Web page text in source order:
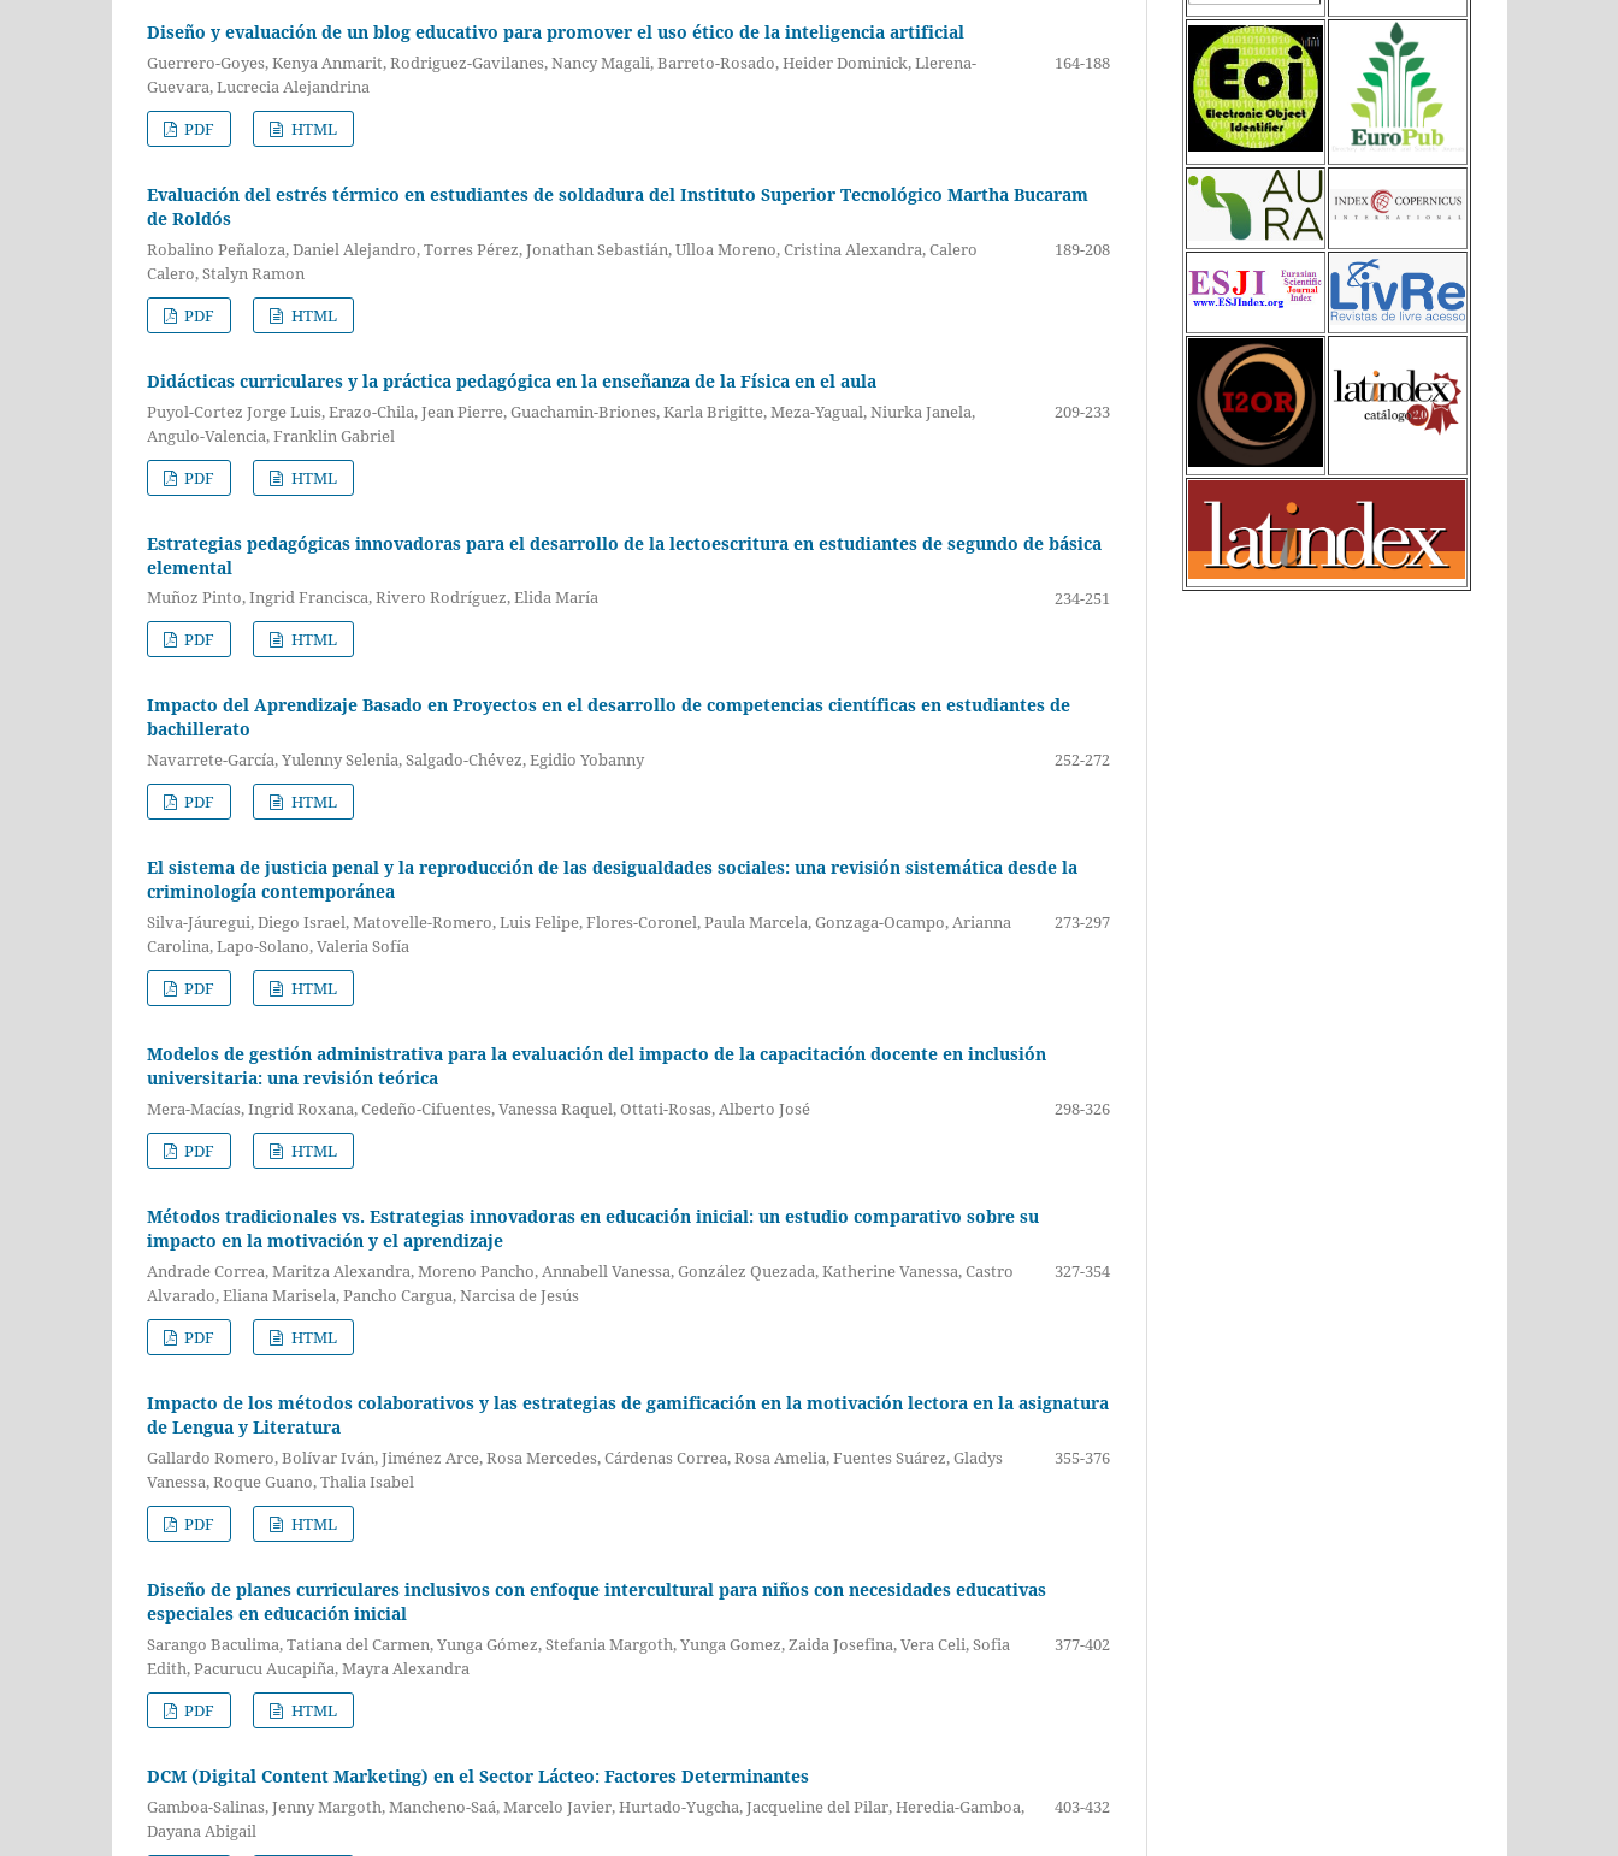
Diseño y evaluación de un blog educativo para promover el uso ético de la inteligencia artificial
Guerrero-Goyes, Kenya Anmarit, Rodriguez-Gavilanes, Nancy Magali, Barreto-Rosado, Heider Dominick, Llerena-
Guevara, Lucrecia Alejandrina
164-188
PDF HTML
Evaluación del estrés térmico en estudiantes de soldadura del Instituto Superior Tecnológico Martha Bucaram
de Roldós
Robalino Peñaloza, Daniel Alejandro, Torres Pérez, Jonathan Sebastián, Ulloa Moreno, Cristina Alexandra, Calero
Calero, Stalyn Ramon
189-208
PDF HTML
Didácticas curriculares y la práctica pedagógica en la enseñanza de la Física en el aula
Puyol-Cortez Jorge Luis, Erazo-Chila, Jean Pierre, Guachamin-Briones, Karla Brigitte, Meza-Yagual, Niurka Janela,
Angulo-Valencia, Franklin Gabriel
209-233
PDF HTML
Estrategias pedagógicas innovadoras para el desarrollo de la lectoescritura en estudiantes de segundo de básica
elemental
Muñoz Pinto, Ingrid Francisca, Rivero Rodríguez, Elida María
234-251
PDF
HTML
Impacto del Aprendizaje Basado en Proyectos en el desarrollo de competencias científicas en estudiantes de
bachillerato
Navarrete-García, Yulenny Selenia, Salgado-Chévez, Egidio Yobanny
252-272
PDF
HTML
El sistema de justicia penal y la reproducción de las desigualdades sociales: una revisión sistemática desde la
criminología contemporánea
Silva-Jáuregui, Diego Israel, Matovelle-Romero, Luis Felipe, Flores-Coronel, Paula Marcela, Gonzaga-Ocampo, Arianna
Carolina, Lapo-Solano, Valeria Sofía
273-297
PDF HTML
Modelos de gestión administrativa para la evaluación del impacto de la capacitación docente en inclusión
universitaria: una revisión teórica
Mera-Macías, Ingrid Roxana, Cedeño-Cifuentes, Vanessa Raquel, Ottati-Rosas, Alberto José
298-326
PDF
HTML
Métodos tradicionales vs. Estrategias innovadoras en educación inicial: un estudio comparativo sobre su
impacto en la motivación y el aprendizaje
Andrade Correa, Maritza Alexandra, Moreno Pancho, Annabell Vanessa, González Quezada, Katherine Vanessa, Castro
Alvarado, Eliana Marisela, Pancho Cargua, Narcisa de Jesús
327-354
PDF HTML
Impacto de los métodos colaborativos y las estrategias de gamificación en la motivación lectora en la asignatura
de Lengua y Literatura
Gallardo Romero, Bolívar Iván, Jiménez Arce, Rosa Mercedes, Cárdenas Correa, Rosa Amelia, Fuentes Suárez, Gladys
Vanessa, Roque Guano, Thalia Isabel
355-376
PDF HTML
Diseño de planes curriculares inclusivos con enfoque intercultural para niños con necesidades educativas
especiales en educación inicial
Sarango Baculima, Tatiana del Carmen, Yunga Gómez, Stefania Margoth, Yunga Gomez, Zaida Josefina, Vera Celi, Sofia
Edith, Pacurucu Aucapiña, Mayra Alexandra
377-402
PDF HTML
DCM (Digital Content Marketing) en el Sector Lácteo: Factores Determinantes
Gamboa-Salinas, Jenny Margoth, Mancheno-Saá, Marcelo Javier, Hurtado-Yugcha, Jacqueline del Pilar, Heredia-Gamboa,
Dayana Abigail
403-432